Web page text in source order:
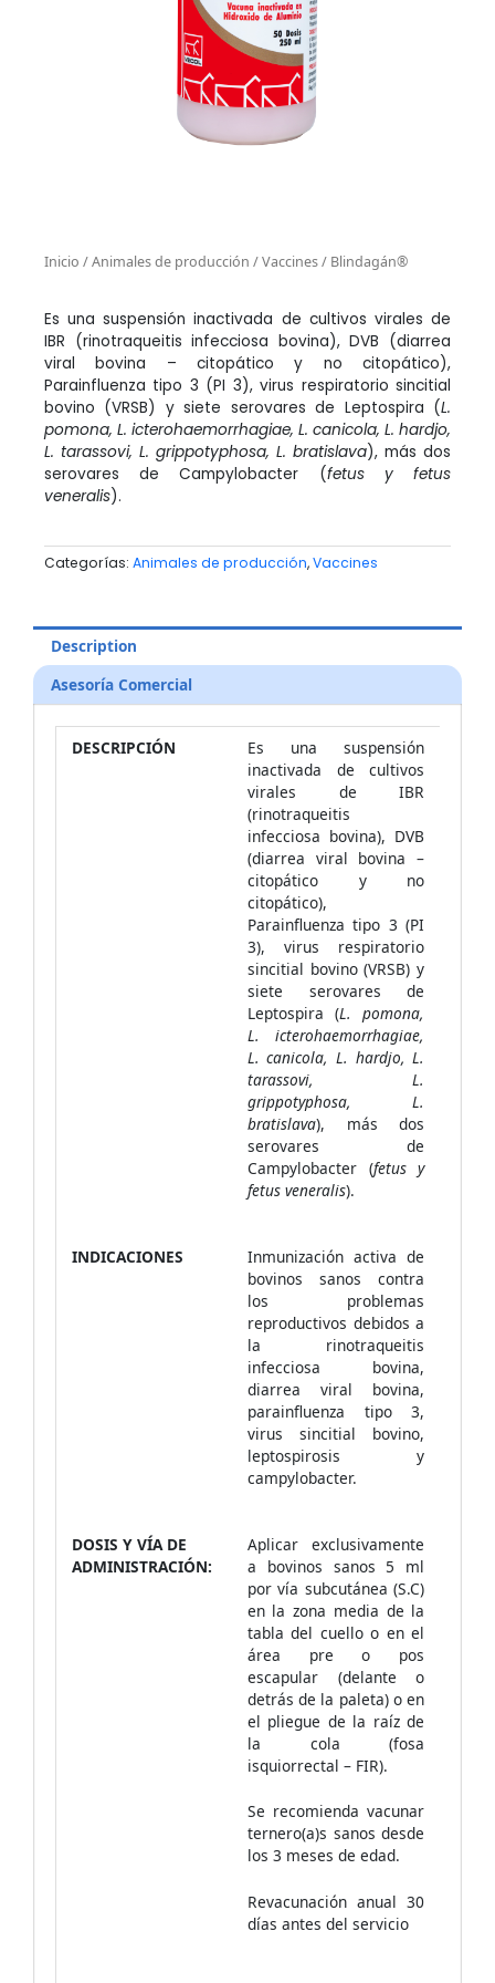
Inicio /Animales de producción /Vaccines/ Blindagán®
Es una suspensión inactivada de cultivos virales de
IBR (rinotraqueitis infecciosa bovina), DVB (diarrea
viral bovina – citopático y no citopático),
Parainfluenza tipo 3 (PI 3), virus respiratorio sincitial
bovino (VRSB) y siete serovares de Leptospira (L.
pomona, L. icterohaemorrhagiae, L. canicola, L. hardjo,
L. tarassovi, L. grippotyphosa, L. bratislava), más dos
serovares de Campylobacter (fetus y fetus
veneralis).
Categorías: Animales de producción,Vaccines
Description
Asesoría Comercial
DESCRIPCIÓN
Es una suspensión
inactivada de cultivos
virales de IBR
(rinotraqueitis
infecciosa bovina), DVB
(diarrea viral bovina –
citopático y no
citopático),
Parainfluenza tipo 3 (PI
3), virus respiratorio
sincitial bovino (VRSB) y
siete serovares de
Leptospira (L. pomona,
L. icterohaemorrhagiae,
L. canicola, L. hardjo, L.
tarassovi, L.
grippotyphosa, L.
bratislava), más dos
serovares de
Campylobacter (fetus y
fetus veneralis).
INDICACIONES
Inmunización activa de
bovinos sanos contra
los problemas
reproductivos debidos a
la rinotraqueitis
infecciosa bovina,
diarrea viral bovina,
parainfluenza tipo 3,
virus sincitial bovino,
leptospirosis y
campylobacter.
DOSIS Y VÍA DE
ADMINISTRACIÓN:
Aplicar exclusivamente
a bovinos sanos 5 ml
por vía subcutánea (S.C)
en la zona media de la
tabla del cuello o en el
área pre o pos
escapular (delante o
detrás de la paleta) o en
el pliegue de la raíz de
la cola (fosa
isquiorrectal – FIR).
Se recomienda vacunar
ternero(a)s sanos desde
los 3 meses de edad.
Revacunación anual 30
días antes del servicio